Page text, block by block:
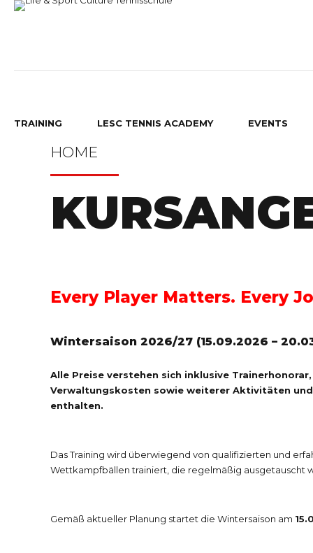
TRAINING
BAMBINI TENNIS
LESC TENNIS ACADEMY EVENTS
HOME
Every Player Matters. Every
Wintersaison 2026/27 (15.09.2026 –
Alle Preise verstehen sich inklusive
Verwaltungskosten sowie weiterer Aktivitäten
enthalten.
Das Training wird überwiegend von qualifizierten und
Wettkampfbällen trainiert, die regelmäßig ausgetauscht
Gemäß aktueller Planung startet die Wintersaison am